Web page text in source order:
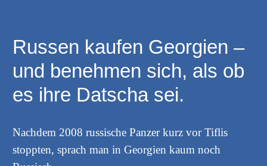
Russen kaufen Georgien –
und benehmen sich, als ob
es ihre Datscha sei.
Nachdem 2008 russische Panzer kurz vor Tiflis
stoppten, sprach man in Georgien kaum noch